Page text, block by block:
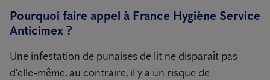
Pourquoi faire appel à France Hygiène Service
Anticimex ?
Une infestation de punaises de lit ne disparaît pas
d'elle-même, au contraire, il y a un risque de